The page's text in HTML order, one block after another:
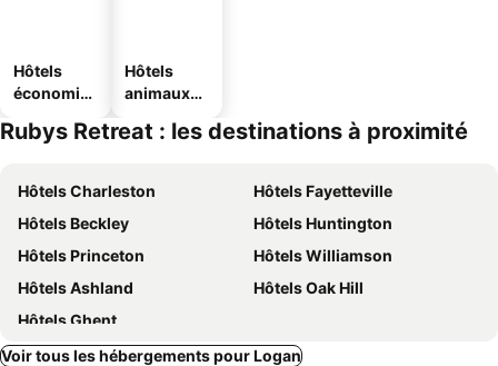
Hôtels
économiq
Hôtels
animaux
Rubys Retreat : les destinations à proximité
Hôtels Charleston
Hôtels Fayetteville
Hôtels Beckley
Hôtels Huntington
Hôtels Princeton
Hôtels Williamson
Hôtels Ashland
Hôtels Oak Hill
Hôtels Ghent
Voir tous les hébergements pour Logan